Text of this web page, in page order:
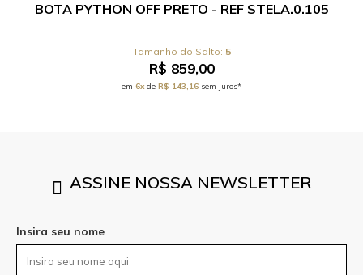
BOTA PYTHON OFF PRETO - REF STELA.0.105
5
R$ 859,00
em 6xde R$ 143,16 sem juros*
ASSINE NOSSA NEWSLETTER
Insira seu nome